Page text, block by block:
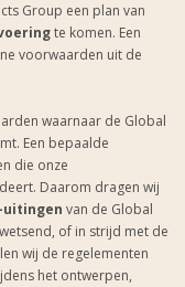
Group een plan van
te komen. Een
voorwaarden uit de
waarnaar de Global
Een bepaalde
die onze
Daarom dragen wij
uitingen van de Global
of in strijd met de
wij de regelementen
het ontwerpen,